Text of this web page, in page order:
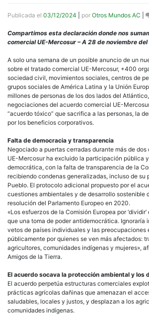
Publicada el 03/12/2024 por Otros Mundos AC
Compartimos esta declaración donde nos
comercial UE-Mercosur – A 28 de noviembre
A solo una semana de un posible anuncio de un
sobre el tratado comercial UE-Mercosur, +400
sociedad civil, movimientos sociales, centros de
grupos sociales de América Latina y la Unión
millones de personas de los dos lados del
negociaciones del acuerdo comercial UE-
“acuerdo tóxico” que sacrifica a las personas, la
por los beneficios corporativos.
Falta de democracia y transparencia
Negociado a puertas cerradas durante más de
UE-Mercosur ha excluido la participación pública
democrática, con la falta de transparencia de la
recibiendo condenas generalizadas, incluso de su
Pueblo. El protocolo adicional propuesto por el
cuestiones ambientales y de desarrollo sostenible
resolución del Parlamento Europeo en 2020.
«Los esfuerzos de la Comisión Europea por
que una toma de poder antidemocrática. Ignoraría
vetos de países individuales y las preocupaciones
públicamente por quienes se ven más afectados:
agricultores, comunidades indígenas y mujeres»,
Amigos de la Tierra.
El acuerdo socava la protección ambiental y los
El acuerdo perpetúa estructuras comerciales
prácticas agrícolas dañinas que amenazan el
saludables, locales y justos, y desplazan a los
comunidades indígenas.